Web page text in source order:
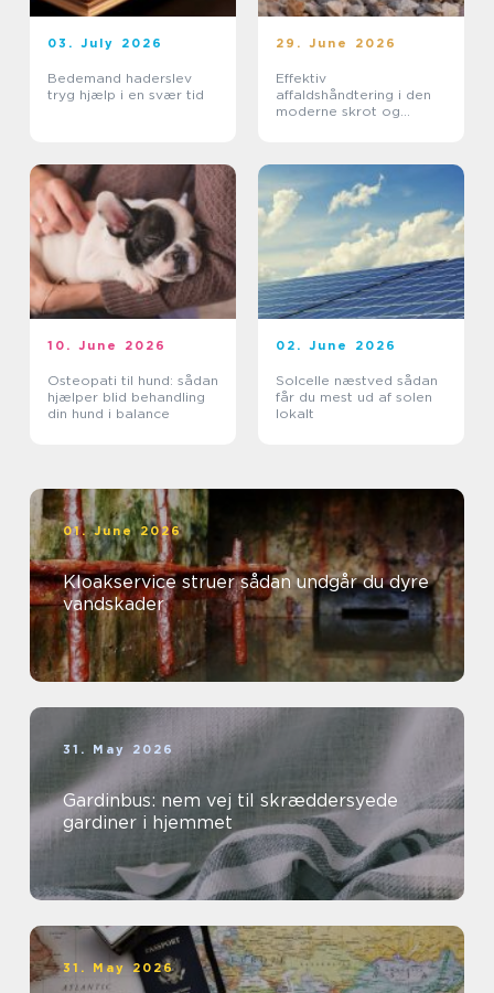
03. July 2026
Bedemand haderslev
tryg hjælp i en svær tid
29. June 2026
Effektiv
affaldshåndtering i den
moderne skrot og
10. June 2026
Osteopati til hund: sådan
hjælper blid behandling
din hund i balance
02. June 2026
Solcelle næstved sådan
får du mest ud af solen
lokalt
01. June 2026
Kloakservice struer sådan undgår du dyre
vandskader
31. May 2026
Gardinbus: nem vej til skræddersyede
gardiner i hjemmet
31. May 2026